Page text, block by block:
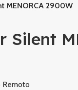
MENORCA 2900W
Silent
Remoto